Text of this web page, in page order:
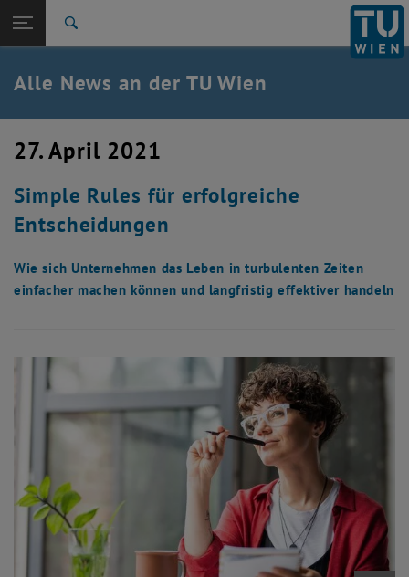
TU Login
Quicklinks
Quicklinks-Menü umschalten
Studium
Karriere
Zurück: Subseiten von TU Wien Startseite auflisten
Zurück zur letzten Ebene:
TU Wien Startseite
Übersicht
Alle News an der TU Wien
27. April 2021
Simple Rules für erfolgreiche
Entscheidungen
Wie sich Unternehmen das Leben in turbulenten Zeiten
einfacher machen können und langfristig effektiver handeln